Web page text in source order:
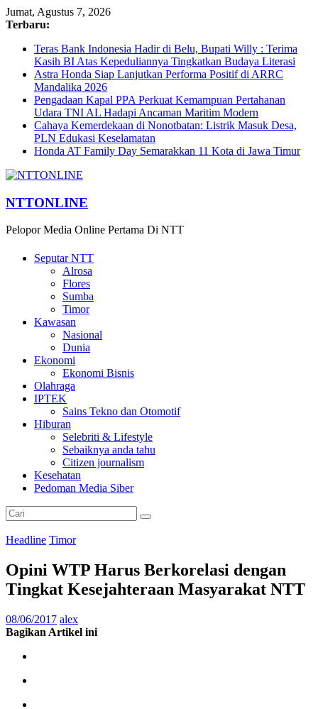
Jumat, Agustus 7, 2026
Terbaru:
Teras Bank Indonesia Hadir di Belu, Bupati Willy : Terima
Kasih BI Atas Kepeduliannya Tingkatkan Budaya Literasi
Astra Honda Siap Lanjutkan Performa Positif di ARRC
Mandalika 2026
Pengadaan Kapal PPA Perkuat Kemampuan Pertahanan
Udara TNI AL Hadapi Ancaman Maritim Modern
Cahaya Kemerdekaan di Nonotbatan: Listrik Masuk Desa,
PLN Edukasi Keselamatan
Honda AT Family Day Semarakkan 11 Kota di Jawa Timur
NTTONLINE
Pelopor Media Online Pertama Di NTT
Seputar NTT
Alrosa
Flores
Sumba
Timor
Kawasan
Nasional
Dunia
Ekonomi
Ekonomi Bisnis
Olahraga
IPTEK
Sains Tekno dan Otomotif
Hiburan
Selebriti & Lifestyle
Sebaiknya anda tahu
Citizen journalism
Kesehatan
Pedoman Media Siber
Headline Timor
Opini WTP Harus Berkorelasi dengan
Tingkat Kesejahteraan Masyarakat NTT
08/06/2017 alex
Bagikan Artikel ini